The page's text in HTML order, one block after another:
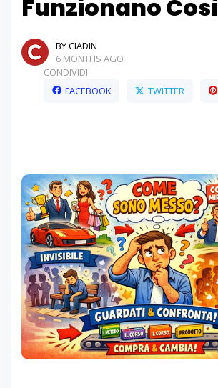
Funzionano Così
BY CIADIN
6 MONTHS AGO
CONDIVIDI:
FACEBOOK
TWITTER